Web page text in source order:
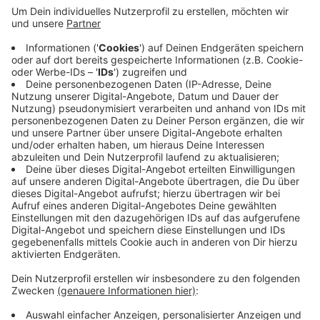
Anzeige
Die Stadtverwaltung weist ausdrücklich daraufhin,
dass ihre eigenen Energieberatungsangebote von den
Rheinbergern selbst angefordert werden müssen.
Außerdem finden wegen Corona derzeit keine
Hausbesuche statt. Betroffene sollten Telefonate,
die ihnen suspekt vorkommen, sofort beenden und
keine Fremden ins Haus lassen.
Anzeige
Anzeige